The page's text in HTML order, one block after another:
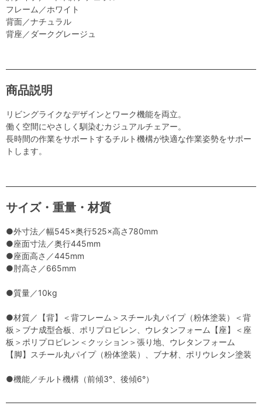
フレーム／ホワイト
背面／ナチュラル
背座／ダークグレージュ
商品説明
リビングライクなデザインとワーク機能を両立。
働く空間にやさしく馴染むカジュアルチェアー。
長時間の作業をサポートするチルト機構が快適な作業姿勢をサポー
トします。
サイズ・重量・材質
●外寸法／幅545×奥行525×高さ780mm
●座面寸法／奥行445mm
●座面高さ／445mm
●肘高さ／665mm
●質量／10kg
●材質／【背】＜背フレーム＞スチール丸パイプ（粉体塗装）＜背
板＞ブナ成型合板、ポリプロピレン、ウレタンフォーム【座】＜座
板＞ポリプロピレン＜クッション＞張り地、ウレタンフォーム
【脚】スチール丸パイプ（粉体塗装）、ブナ材、ポリウレタン塗装
●機能／チルト機構（前傾3°、後傾6°）